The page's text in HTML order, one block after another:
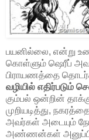
பயனில்லை, என்று உ
கொள்ளும் ஷெரீப்
பிராயணத்தை
வழியில் எதிர்படும்
கும்பல் ஒன்றின்
முறியடித்து,
அவர்கள் அடையும்
அண்ணன்கள்